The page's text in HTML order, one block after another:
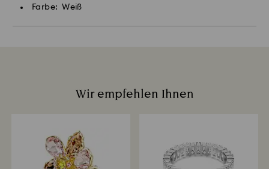
Farbe: Weiß
Wir empfehlen Ihnen